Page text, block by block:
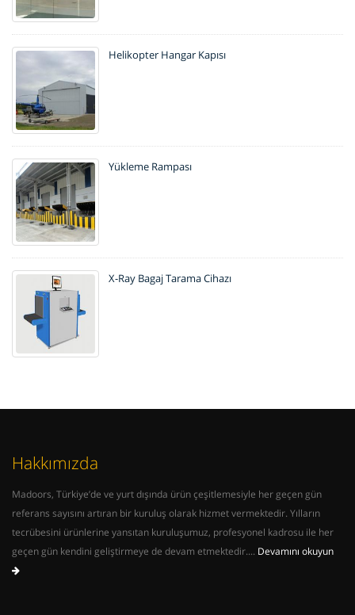
Helikopter Hangar Kapısı
Yükleme Rampası
X-Ray Bagaj Tarama Cihazı
Hakkımızda
Madoors, Türkiye’de ve yurt dışında ürün çeşitlemesiyle her geçen gün
referans sayısını artıran bir kuruluş olarak hizmet vermektedir. Yılların
tecrübesini ürünlerine yansıtan kuruluşumuz, profesyonel kadrosu ile her
geçen gün kendini geliştirmeye de devam etmektedir.... Devamını okuyun